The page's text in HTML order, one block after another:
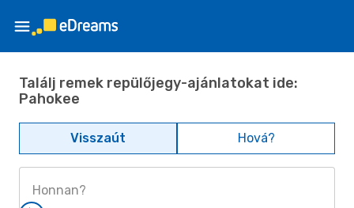
Találj remek repülőjegy-ajánlatokat ide:
Pahokee
Visszaút Hová?
Honnan?